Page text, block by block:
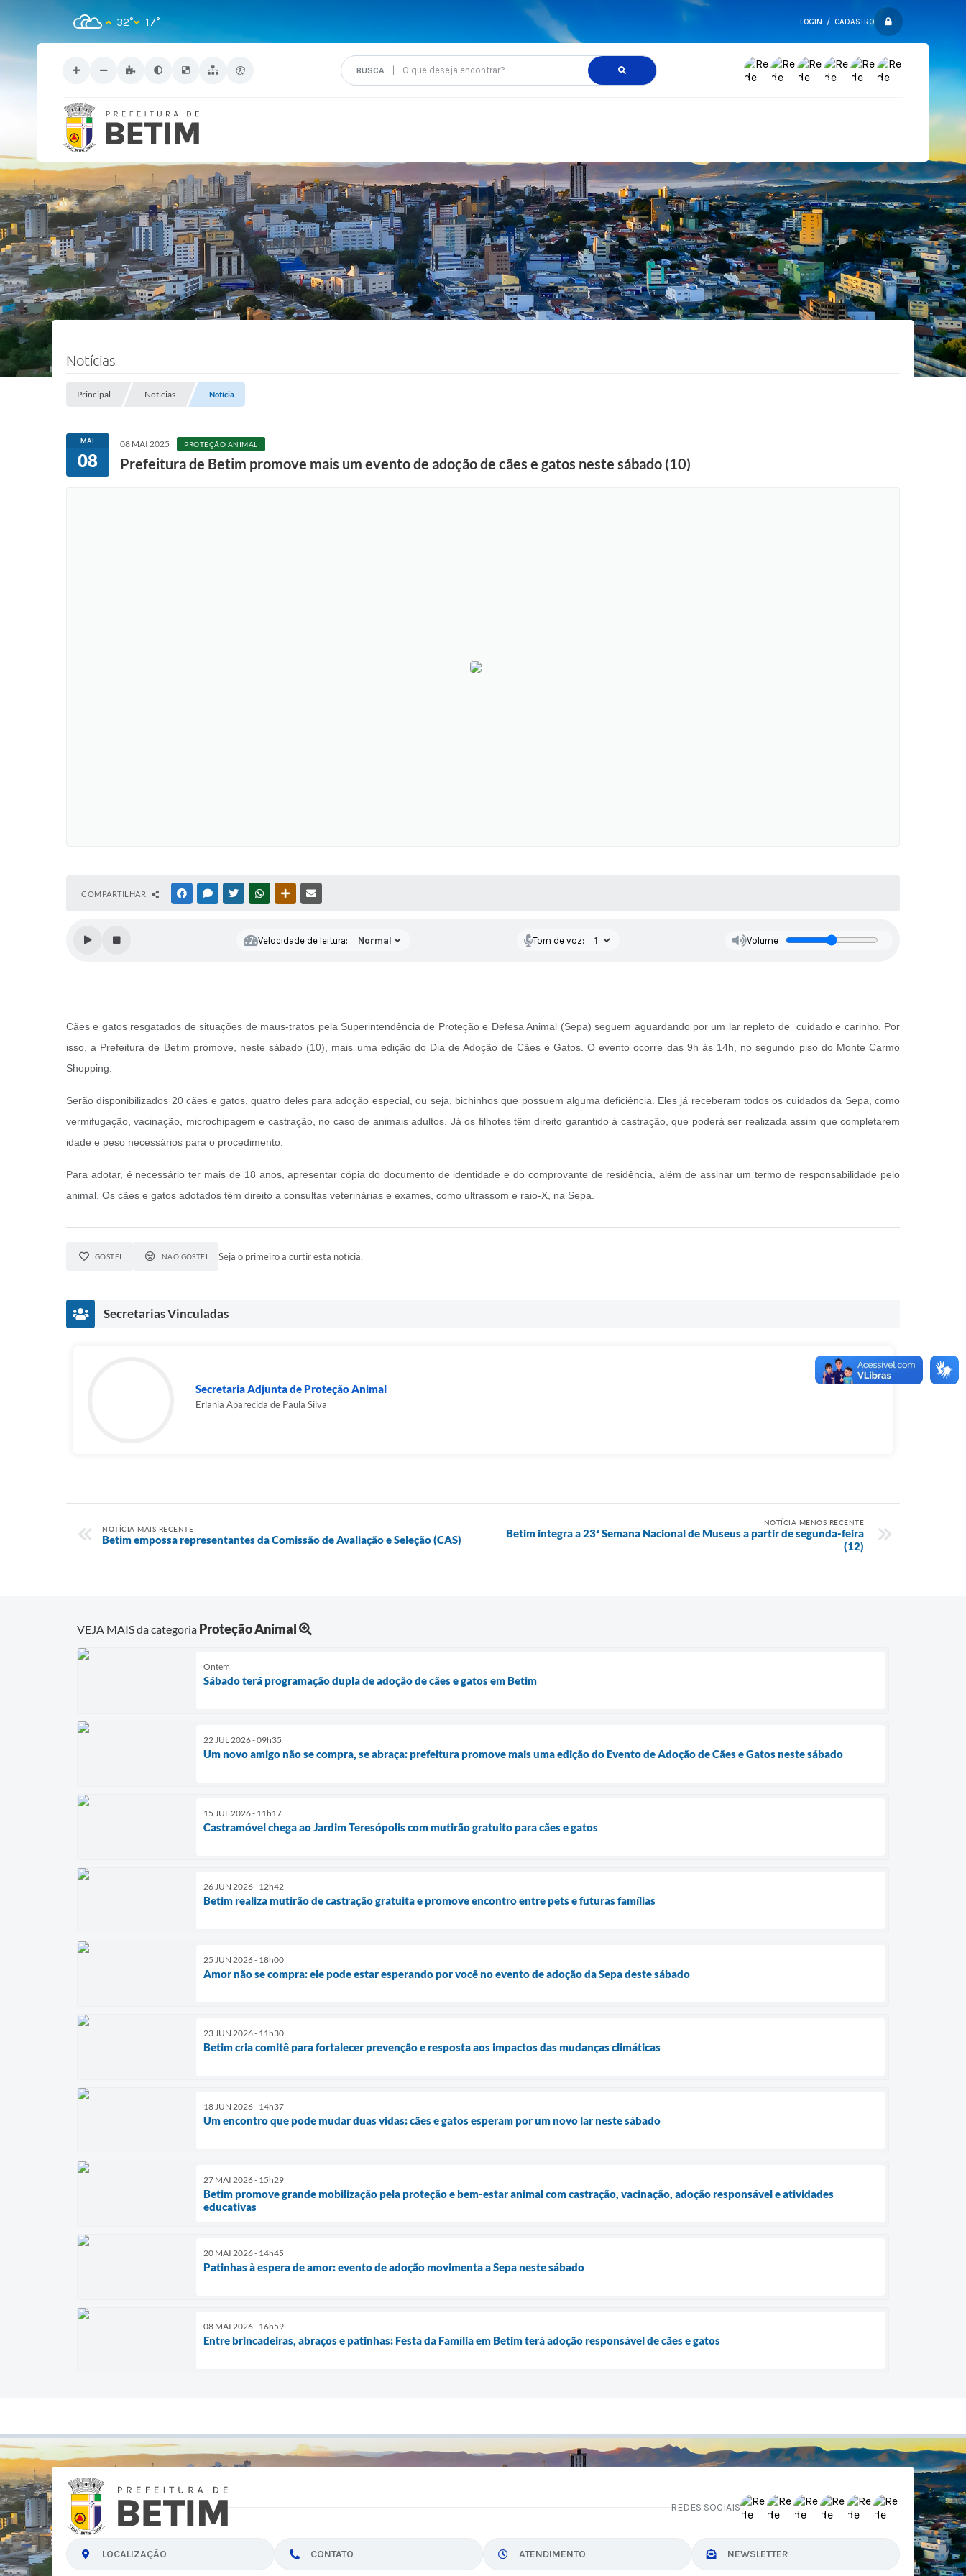
LOGIN / CADASTRO
O que deseja encontrar?
32° 17°
Notícias
Principal Notícias Notícia
MAI
08
08 MAI 2025 PROTEÇÃO ANIMAL
Prefeitura de Betim promove mais um evento de adoção de cães e gatos neste sábado (10)
COMPARTILHAR FACEBOOKMESSENGER
TWITTERWHATSAPPOUTRAS MÍDIAS
Velocidade de leitura: Tom de voz: Volume
Cães e gatos resgatados de situações de maus-tratos pela Superintendência de Proteção e Defesa Animal (Sepa) seguem aguardando por um lar repleto de cuidado e carinho. Por
isso, a Prefeitura de Betim promove, neste sábado (10), mais uma edição do Dia de Adoção de Cães e Gatos. O evento ocorre das 9h às 14h, no segundo piso do Monte Carmo
Shopping.
Serão disponibilizados 20 cães e gatos, quatro deles para adoção especial, ou seja, bichinhos que possuem alguma deficiência. Eles já receberam todos os cuidados da Sepa, como
vermifugação, vacinação, microchipagem e castração, no caso de animais adultos. Já os filhotes têm direito garantido à castração, que poderá ser realizada assim que completarem
idade e peso necessários para o procedimento.
Para adotar, é necessário ter mais de 18 anos, apresentar cópia do documento de identidade e do comprovante de residência, além de assinar um termo de responsabilidade pelo
animal. Os cães e gatos adotados têm direito a consultas veterinárias e exames, como ultrassom e raio-X, na Sepa.
GOSTEI NÃO GOSTEI Seja o primeiro a curtir esta notícia.
Secretarias Vinculadas
Secretaria Adjunta de Proteção Animal
Erlania Aparecida de Paula Silva
NOTÍCIA MAIS RECENTE
Betim empossa representantes da Comissão de Avaliação e Seleção (CAS)
NOTÍCIA MENOS RECENTE
Betim integra a 23ª Semana Nacional de Museus a partir de segunda-feira
(12)
VEJA MAIS da categoria Proteção Animal
Ontem
Sábado terá programação dupla de adoção de cães e gatos em Betim
22 JUL 2026 - 09h35
Um novo amigo não se compra, se abraça: prefeitura promove mais uma edição do Evento de Adoção de Cães e Gatos neste sábado
15 JUL 2026 - 11h17
Castramóvel chega ao Jardim Teresópolis com mutirão gratuito para cães e gatos
26 JUN 2026 - 12h42
Betim realiza mutirão de castração gratuita e promove encontro entre pets e futuras famílias
25 JUN 2026 - 18h00
Amor não se compra: ele pode estar esperando por você no evento de adoção da Sepa deste sábado
23 JUN 2026 - 11h30
Betim cria comitê para fortalecer prevenção e resposta aos impactos das mudanças climáticas
18 JUN 2026 - 14h37
Um encontro que pode mudar duas vidas: cães e gatos esperam por um novo lar neste sábado
27 MAI 2026 - 15h29
Betim promove grande mobilização pela proteção e bem-estar animal com castração, vacinação, adoção responsável e atividades
educativas
20 MAI 2026 - 14h45
Patinhas à espera de amor: evento de adoção movimenta a Sepa neste sábado
08 MAI 2026 - 16h59
Entre brincadeiras, abraços e patinhas: Festa da Família em Betim terá adoção responsável de cães e gatos
REDES SOCIAIS
LOCALIZAÇÃO CONTATO ATENDIMENTO NEWSLETTER